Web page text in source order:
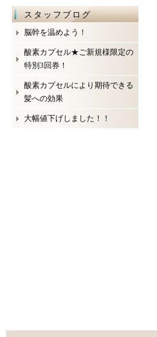
スタッフブログ
脳幹を温めよう！
酸素カプセル★ご新規様限定の
特別3回券！
酸素カプセルにより期待できる
髪への効果
大幅値下げしました！！